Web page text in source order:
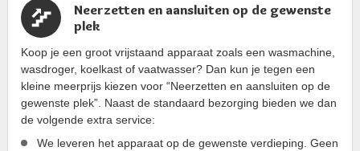
Neerzetten en aansluiten op de gewenste
plek
Koop je een groot vrijstaand apparaat zoals een wasmachine,
wasdroger, koelkast of vaatwasser? Dan kun je tegen een
kleine meerprijs kiezen voor “Neerzetten en aansluiten op de
gewenste plek”. Naast de standaard bezorging bieden we dan
de volgende extra service:
We leveren het apparaat op de gewenste verdieping. Geen